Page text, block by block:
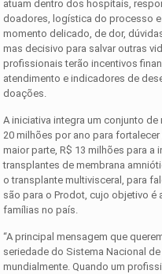
atuam dentro dos hospitais,
doadores, logística do processo
momento delicado, de dor,
mas decisivo para salvar outras
profissionais terão incentivos
atendimento e indicadores de
doações.
A iniciativa integra um conjunto
20 milhões por ano para fortalecer
maior parte, R$ 13 milhões para
transplantes de membrana
o transplante multivisceral, para
são para o Prodot, cujo objetivo é
famílias no país.
“A principal mensagem que
seriedade do Sistema Nacional
mundialmente. Quando um